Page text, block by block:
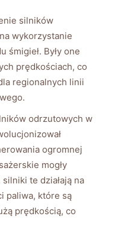
silników
wykorzystanie
śmigieł. Były ⁣one
prędkościach, co
regionalnych linii
‌odrzutowych w
ogromnej​
mogły
⁣te działają na
⁤paliwa, które są
prędkością, co